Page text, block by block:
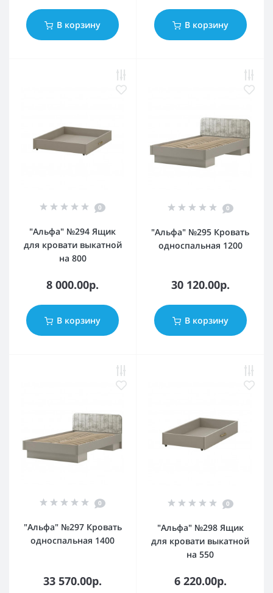
В корзину В корзину
0
"Альфа" №294 Ящик
для кровати выкатной
на 800
8 000.00р.
В корзину
0
"Альфа" №295 Кровать
односпальная 1200
30 120.00р.
В корзину
0
"Альфа" №297 Кровать
односпальная 1400
33 570.00р.
0
"Альфа" №298 Ящик
для кровати выкатной
на 550
6 220.00р.